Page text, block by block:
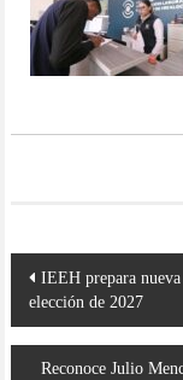
Navegación
de
entradas
IEEH prepara
elección de 2027
Reconoce Julio